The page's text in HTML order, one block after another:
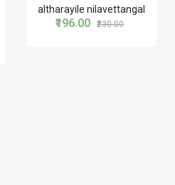
-15%
altharayile nilavettangal
₹196.00 ₹230.00